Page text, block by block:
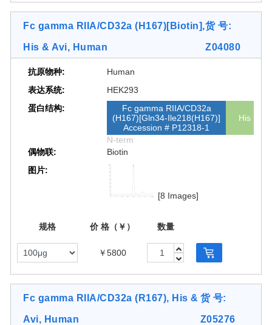
Fc gamma RIIA/CD32a (H167)[Biotin],
His & Avi, Human
货 号:
Z04080
抗原物种:
Human
表达系统:
HEK293
蛋白结构:
Fc gamma RIIA/CD32a
(H167)[Gln34-Ile218(H167)]
Accession # P12318-1
His
N-term
偶物联:
Biotin
图片:
[8 Images]
规格 价 格（￥） 数量
￥5800
Fc gamma RIIA/CD32a (R167), His &
Avi, Human
货 号:
Z05276